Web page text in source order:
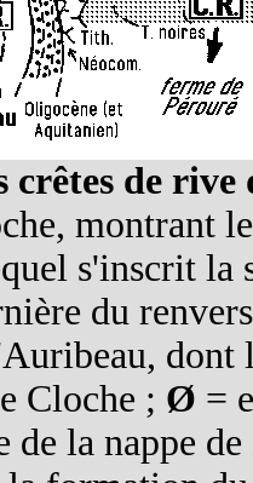
crêtes de
montrant
s'inscrit la
du
dont
Cloche ; Ø =
de la nappe